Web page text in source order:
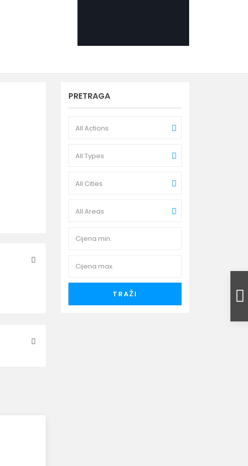
PRETRAGA
All Actions
All Types
All Cities
All Areas
TRAŽI